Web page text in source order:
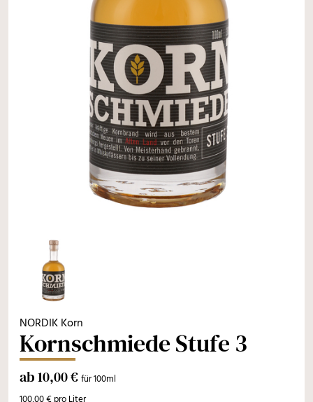
NORDIK Korn
Kornschmiede Stufe 3
ab 10,00 €für 100ml